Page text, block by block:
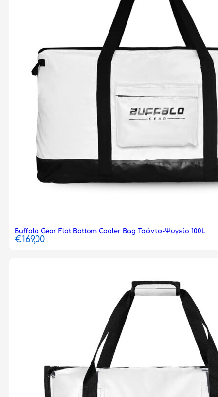
Buffalo Gear Flat Bottom Cooler Bag Τσάντα-Ψυγείο 100L
€169,00